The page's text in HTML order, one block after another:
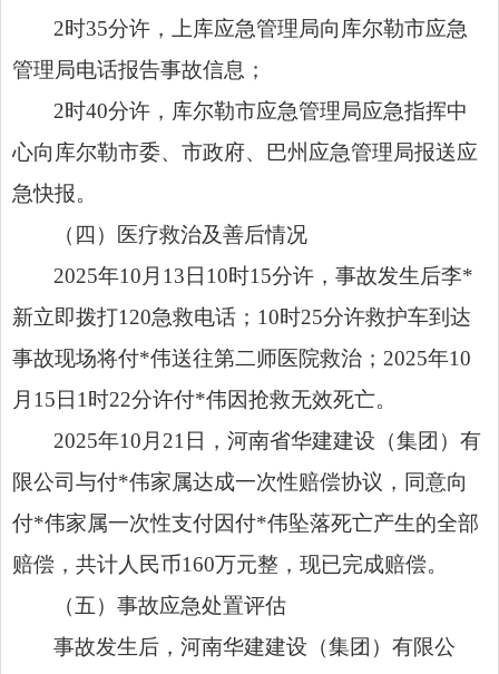
2时35分许，上库应急管理局向库尔勒市应急
管理局电话报告事故信息；
2时40分许，库尔勒市应急管理局应急指挥中
心向库尔勒市委、市政府、巴州应急管理局报送应
急快报。
（四）医疗救治及善后情况
2025年10月13日10时15分许，事故发生后李*
新立即拨打120急救电话；10时25分许救护车到达
事故现场将付*伟送往第二师医院救治；2025年10
月15日1时22分许付*伟因抢救无效死亡。
2025年10月21日，河南省华建建设（集团）有
限公司与付*伟家属达成一次性赔偿协议，同意向
付*伟家属一次性支付因付*伟坠落死亡产生的全部
赔偿，共计人民币160万元整，现已完成赔偿。
（五）事故应急处置评估
事故发生后，河南华建建设（集团）有限公